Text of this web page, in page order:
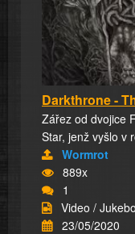
Darkthrone -
Zářez od dvojice
Star, jenž vyšlo v
Wormrot
889x
1
Video /
23/05/2020